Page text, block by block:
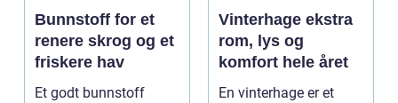
Bunnstoff for et
renere skrog og et
friskere hav
Et godt bunnstoff
Vinterhage ekstra
rom, lys og
komfort hele året
En vinterhage er et